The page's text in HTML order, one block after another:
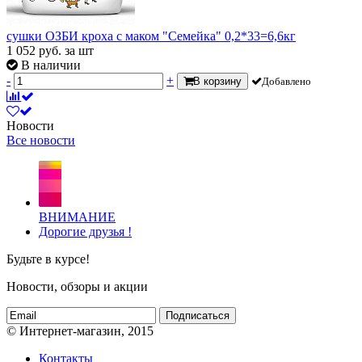
сушки ОЗБИ кроха с маком "Семейка" 0,2*33=6,6кг
1 052 руб. за шт
В наличии
-
+ В корзину Добавлено
Новости
Все новости
ВНИМАНИЕ
Дорогие друзья !
Будьте в курсе!
Новости, обзоры и акции
Подписаться
© Интернет-магазин, 2015
Контакты